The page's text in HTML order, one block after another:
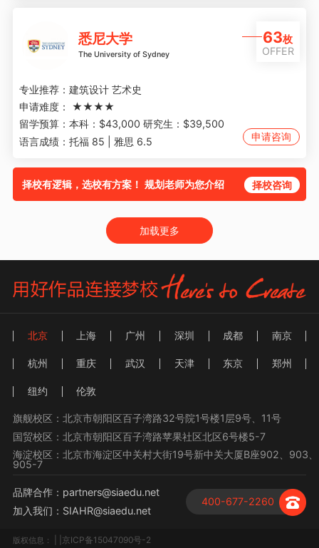
悉尼大学
The University of Sydney
63枚
OFFER
专业推荐： 建筑设计 艺术史
申请难度：
★★★★
留学预算： 本科：$43,000 研究生：$39,500
语言成绩： 托福 85 | 雅思 6.5 申请咨询
择校有逻辑，选校有方案！ 规划老师为您介绍 择校咨询
加载更多
北京 上海 广州 深圳 成都 南京
杭州 重庆 武汉 天津 东京 郑州
纽约 伦敦
旗舰校区：北京市朝阳区百子湾路32号院1号楼1层9号、11号
国贸校区：北京市朝阳区百子湾路苹果社区北区6号楼5-7
海淀校区：北京市海淀区中关村大街19号新中关大厦B座902、903、
905-7
400-677-2260
品牌合作：partners@siaedu.net
加入我们：SIAHR@siaedu.net
版权信息： | |京ICP备15047090号-2